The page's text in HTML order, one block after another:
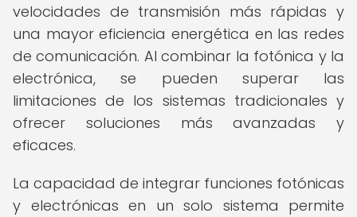
velocidades de transmisión más rápidas y
una mayor eficiencia energética en las redes
de comunicación. Al combinar la fotónica y la
electrónica, se pueden superar las
limitaciones de los sistemas tradicionales y
ofrecer soluciones más avanzadas y
eficaces.
La capacidad de integrar funciones fotónicas
y electrónicas en un solo sistema permite